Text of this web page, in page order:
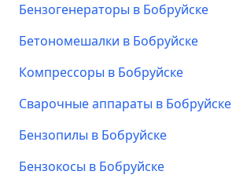
Бензогенераторы в Бобруйске
Бетономешалки в Бобруйске
Компрессоры в Бобруйске
Сварочные аппараты в Бобруйске
Бензопилы в Бобруйске
Бензокосы в Бобруйске